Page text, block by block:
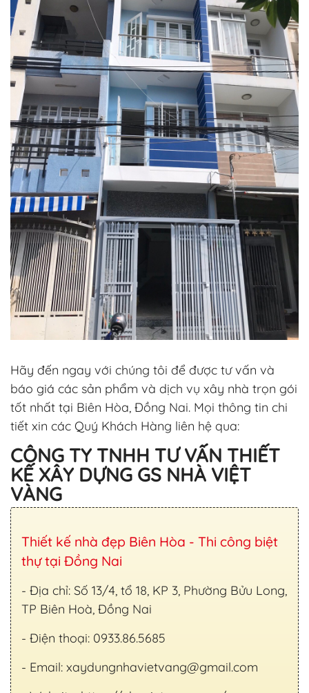
Hãy đến ngay với chúng tôi để được tư vấn và
báo giá các sản phẩm và dịch vụ xây nhà trọn gói
tốt nhất tại Biên Hòa, Đồng Nai. Mọi thông tin chi
tiết xin các Quý Khách Hàng liên hệ qua:
CÔNG TY TNHH TƯ VẤN THIẾT
KẾ XÂY DỰNG GS NHÀ VIỆT
VÀNG
Thiết kế nhà đẹp Biên Hòa - Thi công biệt
thự tại Đồng Nai
- Địa chỉ: Số 13/4, tổ 18, KP 3, Phường Bửu Long,
TP Biên Hoà, Đồng Nai
- Điện thoại: 0933.86.5685
- Email: xaydungnhavietvang@gmail.com